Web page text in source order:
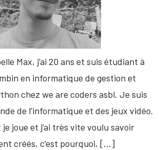
Max, j’ai 20 ans et suis étudiant à
en informatique de gestion et
chez we are coders asbl. Je suis
de l’informatique et des jeux vidéo.
joue et j’ai très vite voulu savoir
créés, c’est pourquoi, […]